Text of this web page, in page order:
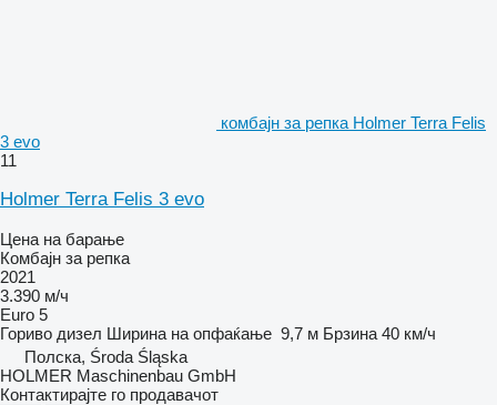
комбајн за репка Holmer Terra Felis
3 evo
11
Holmer Terra Felis 3 evo
Цена на барање
Комбајн за репка
2021
3.390 м/ч
Euro 5
Гориво дизел Ширина на опфаќање 9,7 м Брзина 40 км/ч
Полска, Środa Śląska
HOLMER Maschinenbau GmbH
Контактирајте го продавачот